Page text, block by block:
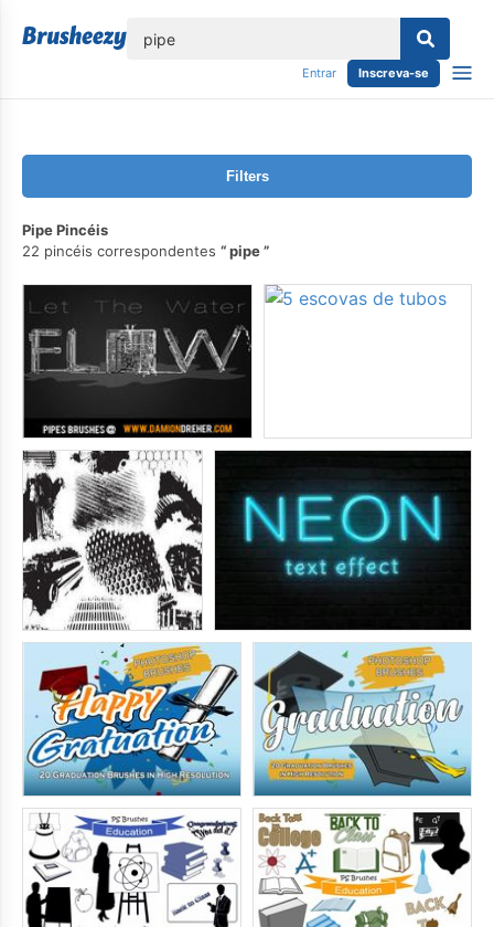
Entrar Inscreva-se
Filters
Pipe Pincéis
22 pincéis correspondentes
pipe